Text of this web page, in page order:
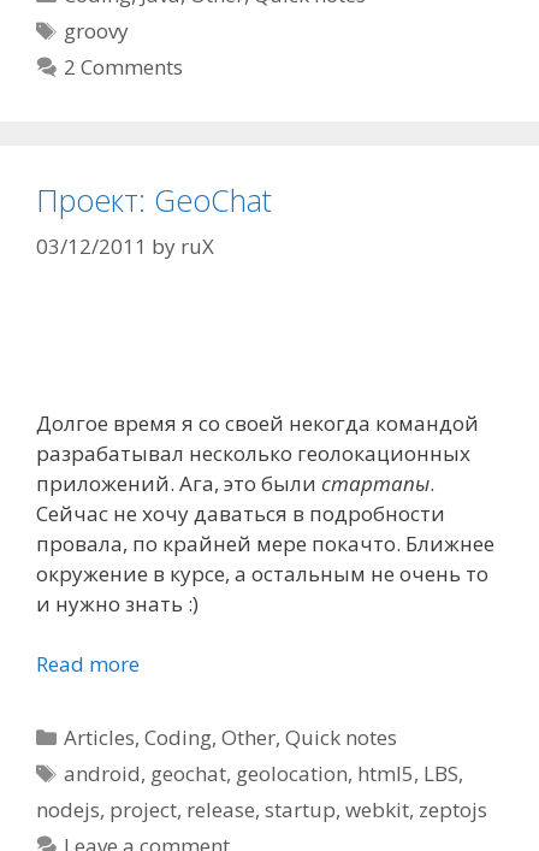
Tags
groovy
2 Comments
Проект: GeoChat
03/12/2011 by ruX
Долгое время я со своей некогда командой
разрабатывал несколько геолокационных
приложений. Ага, это были стартапы.
Сейчас не хочу даваться в подробности
провала, по крайней мере покачто. Ближнее
окружение в курсе, а остальным не очень то
и нужно знать :)
Read more
Categories
Articles,Coding,Other,Quick notes
Tags
android, geochat, geolocation, html5, LBS,
nodejs, project, release, startup, webkit, zeptojs